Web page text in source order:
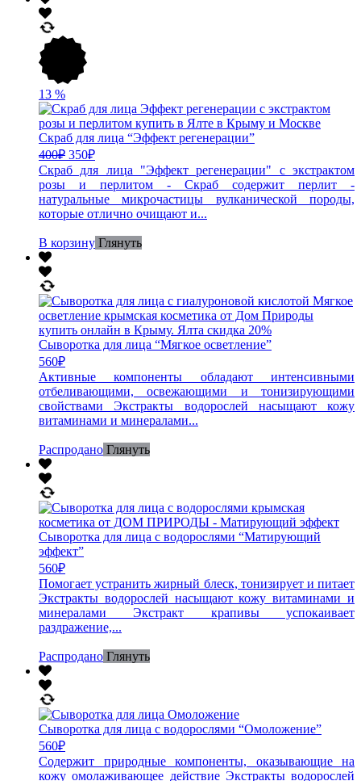
13 %
Скраб для лица “Эффект регенерации”
400₽ 350₽
Скраб для лица "Эффект регенерации" с экстрактом
розы и перлитом - Скраб содержит перлит -
натуральные микрочастицы вулканической породы,
которые отлично очищают и...
В корзину Глянуть
Сыворотка для лица “Мягкое осветление”
560₽
Активные компоненты обладают интенсивными
отбеливающими, освежающими и тонизирующими
свойствами Экстракты водорослей насыщают кожу
витаминами и минералами...
Распродано Глянуть
Сыворотка для лица с водорослями “Матирующий
эффект”
560₽
Помогает устранить жирный блеск, тонизирует и питает
Экстракты водорослей насыщают кожу витаминами и
минералами Экстракт крапивы успокаивает
раздражение,...
Распродано Глянуть
Сыворотка для лица с водорослями “Омоложение”
560₽
Содержит природные компоненты, оказывающие на
кожу омолаживающее действие Экстракты водорослей